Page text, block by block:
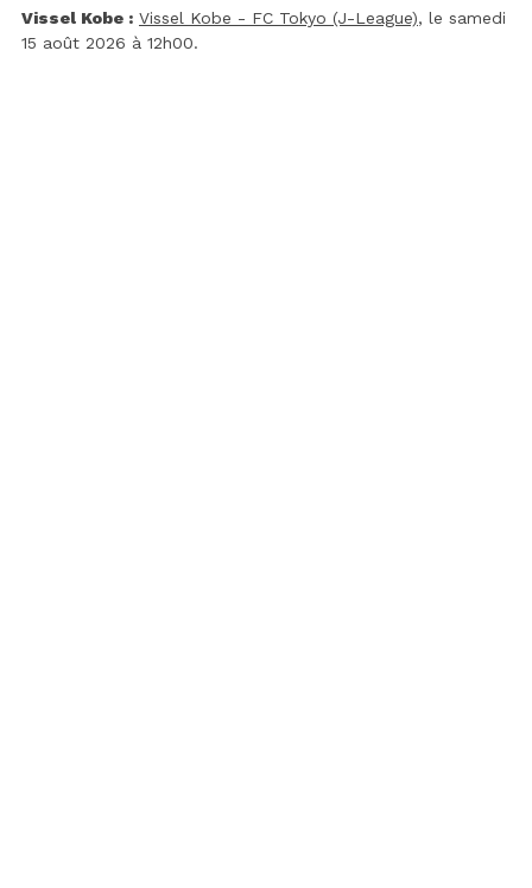
Vissel Kobe : Vissel Kobe - FC Tokyo (J-League), le samedi
15 août 2026 à 12h00.